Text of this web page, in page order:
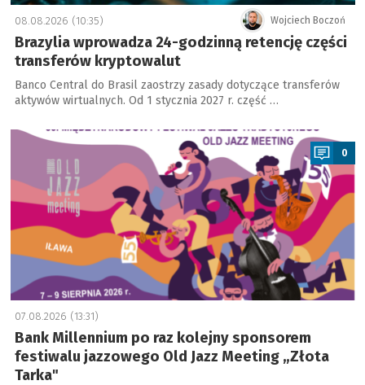
Wojciech Boczoń
08.08.2026 (10:35)
Brazylia wprowadza 24-godzinną retencję części
transferów kryptowalut
Banco Central do Brasil zaostrzy zasady dotyczące transferów
aktywów wirtualnych. Od 1 stycznia 2027 r. część …
a
0
07.08.2026 (13:31)
Bank Millennium po raz kolejny sponsorem
festiwalu jazzowego Old Jazz Meeting „Złota
Tarka"